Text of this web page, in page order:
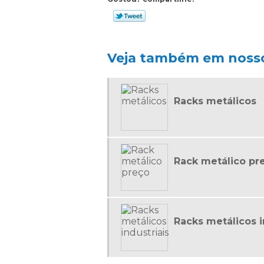
Veja também em
Racks metálicos
Rack metálico
Racks metálicos